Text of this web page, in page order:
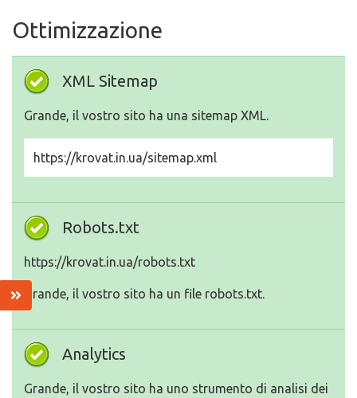
Ottimizzazione
XML Sitemap
Grande, il vostro sito ha una sitemap XML.
https://krovat.in.ua/sitemap.xml
Robots.txt
https://krovat.in.ua/robots.txt
Grande, il vostro sito ha un file robots.txt.
Analytics
Grande, il vostro sito ha uno strumento di analisi dei